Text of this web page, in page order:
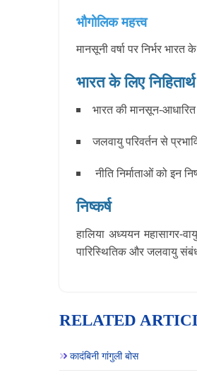
भौगोलिक महत्त्व
मानसूनी वर्षा पर निर्भर
भारत के लिए निहितार्थ
भारत की मानसून-
जलवायु परिवर्तन से
नीति निर्माताओं को इन
निष्कर्ष
हालिया अध्ययन महासागर-
पारिस्थितिक और जलवायु
RELATED
कादंबिनी गांगुली बोस